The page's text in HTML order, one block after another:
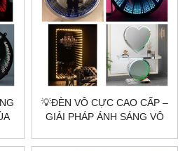
💡ĐÈN VÔ CỰC CAO CẤP –
GIẢI PHÁP ÁNH SÁNG VÔ
CITYBUILDING